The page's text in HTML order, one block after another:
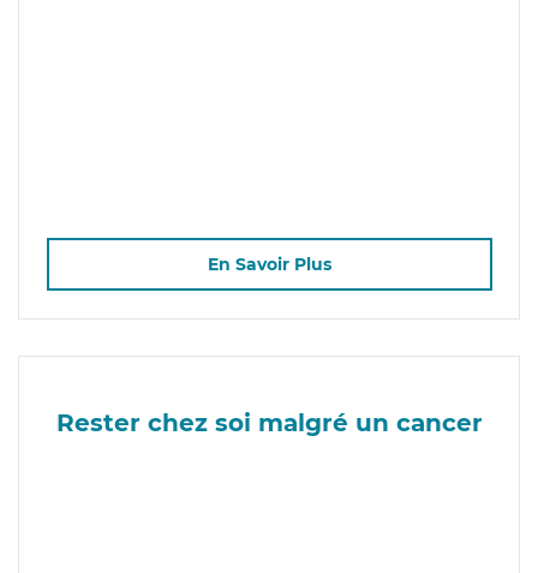
En Savoir Plus
Rester chez soi malgré un cancer